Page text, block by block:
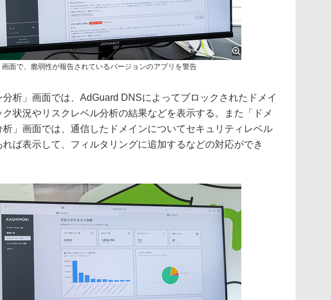
画面で、脆弱性が報告されているバージョンのアプリを警告
分析」画面では、AdGuard DNSによってブロックされたドメイ
状況やリスクレベル分析の結果などを表示する。また「ドメ
」画面では、通信したドメインについてセキュリティレベル
ば表示して、フィルタリングに追加するなどの対応ができ